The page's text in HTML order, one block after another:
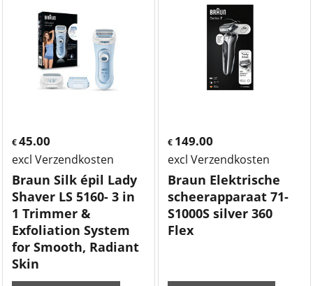
€ 45.00
excl Verzendkosten
Braun Silk épil Lady
Shaver LS 5160- 3 in
1 Trimmer &
Exfoliation System
for Smooth, Radiant
Skin
€ 149.00
excl Verzendkosten
Braun Elektrische
scheerapparaat 71-
S1000S silver 360
Flex